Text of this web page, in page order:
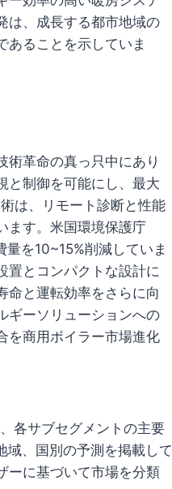
は、成長する都市地域の
あることを示していま
術革命の真っ只中にあり
と制御を可能にし、最大
は、リモート診断と性能
ます。米国環境保護庁
を10~15%削減していま
置とコンパクトな設計に
命と運転効率をさらに向
ギーソリューションへの
を商用ボイラー市場進化
各サブセグメントの主要
、国別の予測を掲載して
ーに基づいて市場を分類